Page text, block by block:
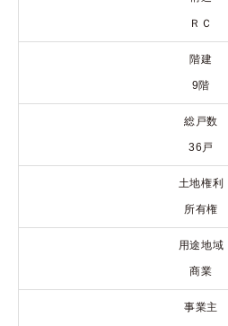
ＲＣ
階建
9階
総戸数
36戸
土地権利
所有権
用途地域
商業
事業主